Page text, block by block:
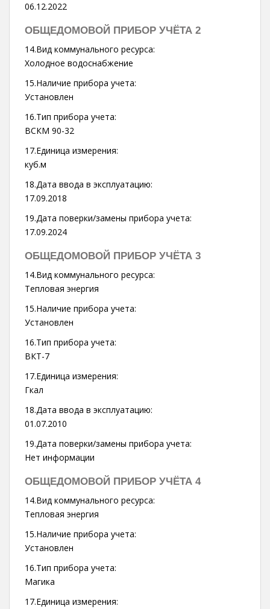
06.12.2022
ОБЩЕДОМОВОЙ ПРИБОР УЧЁТА 2
14.Вид коммунального ресурса:
Холодное водоснабжение
15.Наличие прибора учета:
Установлен
16.Тип прибора учета:
ВСКМ 90-32
17.Единица измерения:
куб.м
18.Дата ввода в эксплуатацию:
17.09.2018
19.Дата поверки/замены прибора учета:
17.09.2024
ОБЩЕДОМОВОЙ ПРИБОР УЧЁТА 3
14.Вид коммунального ресурса:
Тепловая энергия
15.Наличие прибора учета:
Установлен
16.Тип прибора учета:
ВКТ-7
17.Единица измерения:
Гкал
18.Дата ввода в эксплуатацию:
01.07.2010
19.Дата поверки/замены прибора учета:
Нет информации
ОБЩЕДОМОВОЙ ПРИБОР УЧЁТА 4
14.Вид коммунального ресурса:
Тепловая энергия
15.Наличие прибора учета:
Установлен
16.Тип прибора учета:
Магика
17.Единица измерения: